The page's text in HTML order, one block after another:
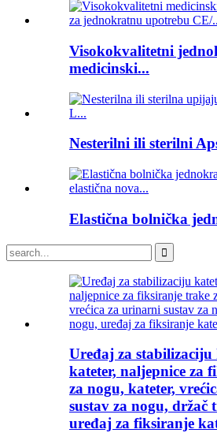
Visokokvalitetni
medicinski...
Nesterilni ili sterilni
Elastična bolnička
Uređaj za stabilizaciju
kateter, naljepnice za
za nogu, kateter,
sustav za nogu, držač
uređaj za fiksiranje